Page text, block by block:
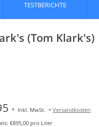
TESTBERICHTE
(Tom Klark's)
* Inkl. MwSt. +Versandkosten
€895,00 pro Liter